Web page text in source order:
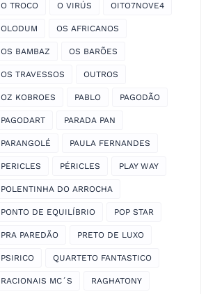
O TROCO O VIRÚS OITO7NOVE4
OLODUM OS AFRICANOS
OS BAMBAZ OS BARÕES
OS TRAVESSOS OUTROS
OZ KOBROES PABLO PAGODÃO
PAGODART PARADA PAN
PARANGOLÉ PAULA FERNANDES
PERICLES PÉRICLES PLAY WAY
POLENTINHA DO ARROCHA
PONTO DE EQUILÍBRIO POP STAR
PRA PAREDÃO PRETO DE LUXO
PSIRICO QUARTETO FANTASTICO
RACIONAIS MC´S RAGHATONY